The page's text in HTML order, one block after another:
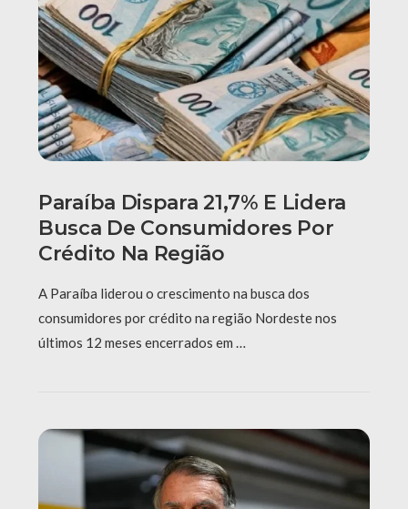
Paraíba Dispara 21,7% E Lidera
Busca De Consumidores Por
Crédito Na Região
A Paraíba liderou o crescimento na busca dos
consumidores por crédito na região Nordeste nos
últimos 12 meses encerrados em …